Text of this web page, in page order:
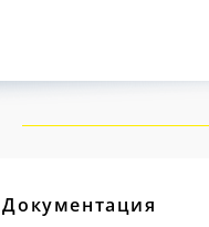
Документация